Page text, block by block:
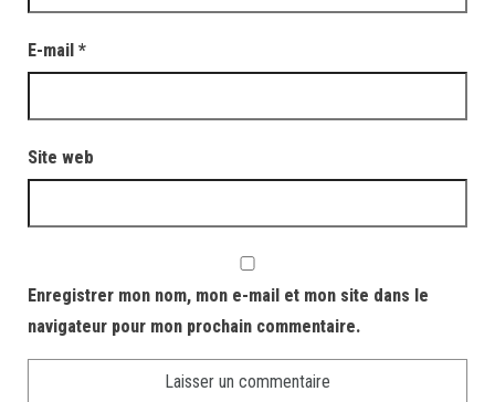
E-mail *
Site web
Enregistrer mon nom, mon e-mail et mon site dans le
navigateur pour mon prochain commentaire.